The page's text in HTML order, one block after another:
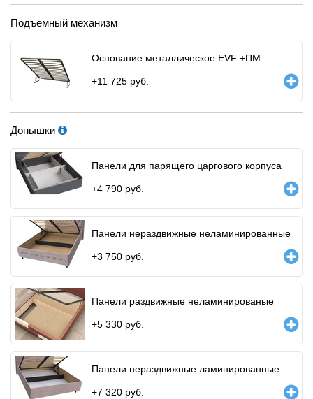
Подъемный механизм
Основание металлическое EVF +ПМ
+11 725 руб.
Донышки
Панели для парящего царгового корпуса
+4 790 руб.
Панели нераздвижные неламинированные
+3 750 руб.
Панели раздвижные неламинированые
+5 330 руб.
Панели нераздвижные ламинированные
+7 320 руб.